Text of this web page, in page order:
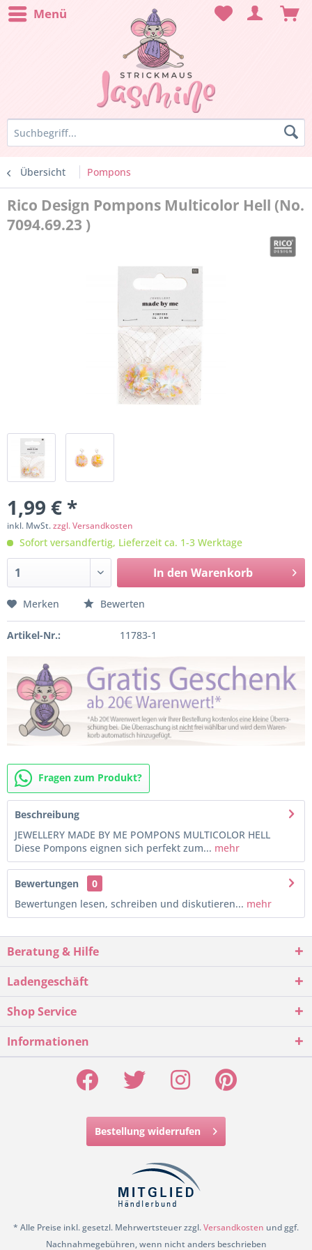
Menü
Übersicht Pompons
Rico Design Pompons Multicolor Hell (No.
7094.69.23 )
1,99 € *
inkl. MwSt.zzgl. Versandkosten
Sofort versandfertig, Lieferzeit ca. 1-3 Werktage
In den Warenkorb
Merken Bewerten
Artikel-Nr.: 11783-1
Fragen zum Produkt?
Beschreibung
JEWELLERY MADE BY ME POMPONS MULTICOLOR HELL
Diese Pompons eignen sich perfekt zum... mehr
Bewertungen
0
Bewertungen lesen, schreiben und diskutieren... mehr
Beratung & Hilfe
Ladengeschäft
Shop Service
Informationen
Bestellung widerrufen
* Alle Preise inkl. gesetzl. Mehrwertsteuer zzgl.Versandkosten und ggf.
Nachnahmegebühren, wenn nicht anders beschrieben